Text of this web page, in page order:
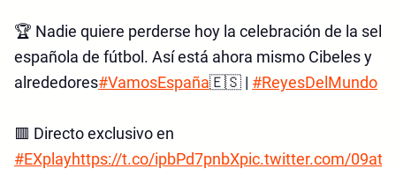
🏆 Nadie quiere perderse hoy la celebración de la
española de fútbol. Así está ahora mismo Cibeles y
alrededores#VamosEspaña🇪🇸 | #ReyesDelMundo
🟥 Directo exclusivo en
#EXplayhttps://t.co/ipbPd7pnbXpic.twitter.com/